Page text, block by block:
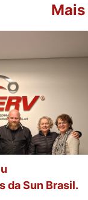
da Sun Brasil.